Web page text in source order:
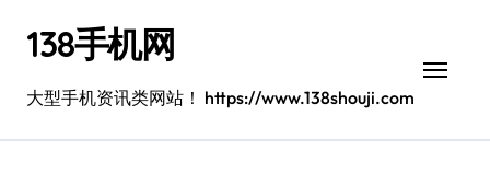
138手机网
大型手机资讯类网站！ https://www.138shouji.com